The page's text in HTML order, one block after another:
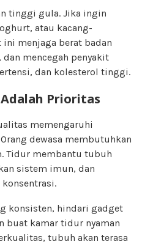
tinggi gula. Jika ingin
atau kacang-
ini menjaga berat badan
mencegah penyakit
dan kolesterol tinggi.
Prioritas
memengaruhi
dewasa membutuhkan
Tidur membantu tubuh
sistem imun, dan
konsisten, hindari gadget
buat kamar tidur nyaman
tubuh akan terasa